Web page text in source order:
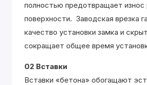
полностью предотвращает износ
поверхности. Заводская врезка
качество установки замка и
сокращает общее время
02 Вставки
Вставки «бетона» обогащают